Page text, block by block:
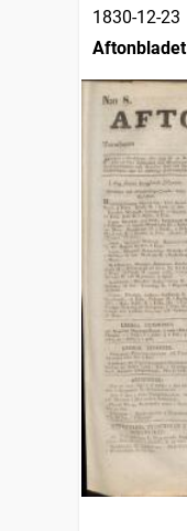
1830-12-23
Aftonbladet